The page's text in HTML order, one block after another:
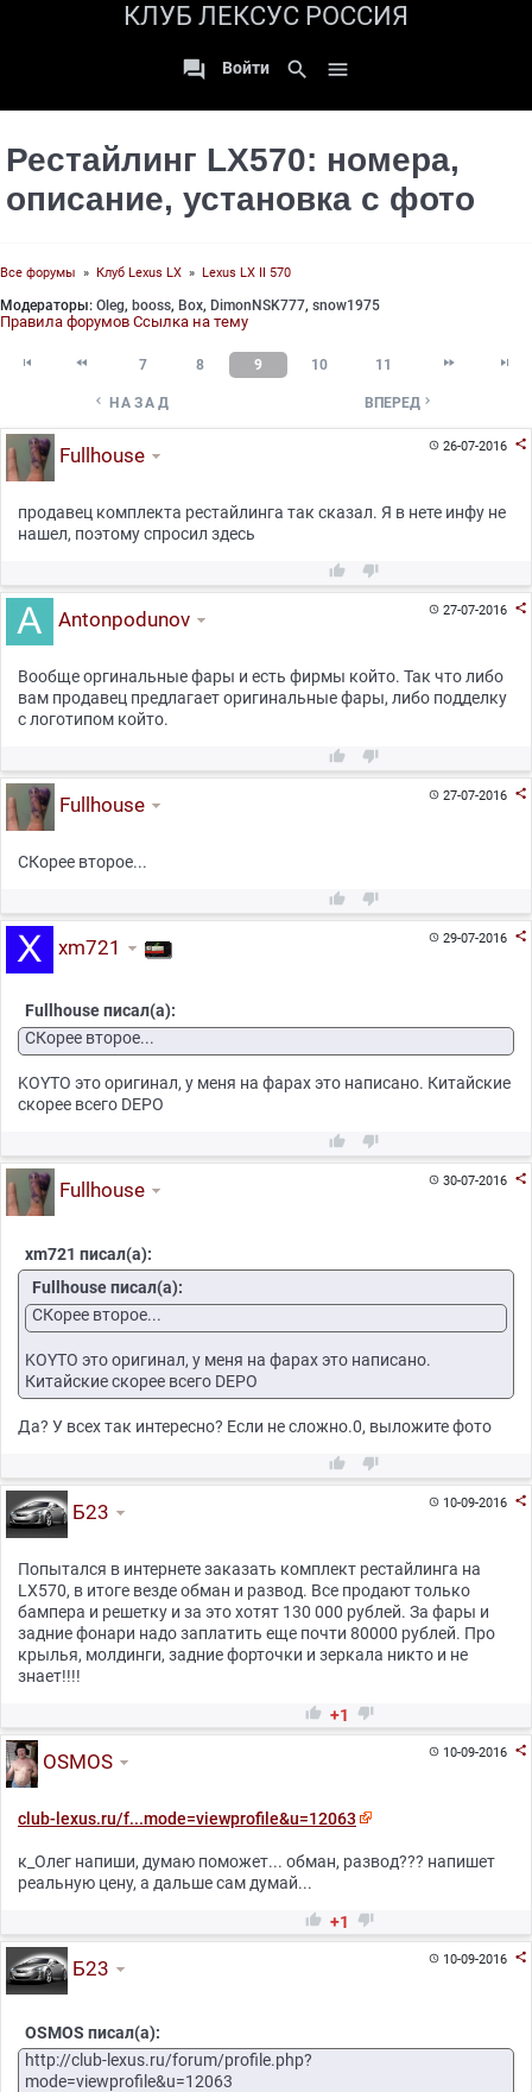
КЛУБ ЛЕКСУС РОССИЯ
 Войти search 
Рестайлинг LX570: номера,
описание, установка с фото
Все форумы » Клуб Lexus LX » Lexus LX II 570
Модераторы: Oleg, booss, Box, DimonNSK777, snow1975
Правила форумов Ссылка на тему
  7 8 9 10 11  
 НАЗАД ВПЕРЕД 
26-07-2016 
Fullhouse
продавец комплекта рестайлинга так сказал. Я в нете инфу не
нашел, поэтому спросил здесь
 
27-07-2016 
Antonpodunov
Вообще оргинальные фары и есть фирмы който. Так что либо
вам продавец предлагает оригинальные фары, либо подделку
с логотипом който.
 
27-07-2016 
Fullhouse
CКорее второе...
 
29-07-2016 
xm721
Fullhouse писал(а):
CКорее второе...
KOYTO это оригинал, у меня на фарах это написано. Китайские
скорее всего DEPO
 
30-07-2016 
Fullhouse
xm721 писал(а):
Fullhouse писал(а):
CКорее второе...
KOYTO это оригинал, у меня на фарах это написано.
Китайские скорее всего DEPO
Да? У всех так интересно? Если не сложно.0, выложите фото
 
10-09-2016 
Б23
Попытался в интернете заказать комплект рестайлинга на
LX570, в итоге везде обман и развод. Все продают только
бампера и решетку и за это хотят 130 000 рублей. За фары и
задние фонари надо заплатить еще почти 80000 рублей. Про
крылья, молдинги, задние форточки и зеркала никто и не
знает!!!!
 +1 
10-09-2016 
OSMOS
club-lexus.ru/f...mode=viewprofile&u=12063
к_Олег напиши, думаю поможет... обман, развод??? напишет
реальную цену, а дальше сам думай...
 +1 
10-09-2016 
Б23
OSMOS писал(а):
http://club-lexus.ru/forum/profile.php?
mode=viewprofile&u=12063